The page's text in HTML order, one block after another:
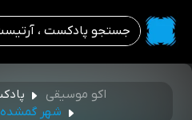
اکو موسیقی
شهر گمشده